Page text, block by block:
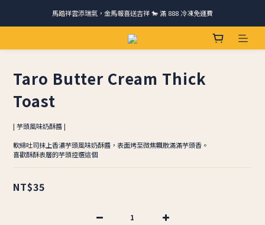
請跟我們一起旅行! 加入官方LINE領取50元優惠卷 🎁
ＣＨＲＩＳＰＹ會員好禮｜集點換購物金+生日禮，獨家優惠不錯過！
Taro Butter Cream Thick ​​
Toast
| 芋頭風味奶酥醬 |
軟綿吐司抹上香濃芋頭風味奶酥醬，表面烤至微焦飄散滿滿芋頭香。
喜歡酥酥表層的芋頭控選這個
NT$35